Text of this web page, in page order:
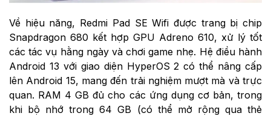
Về hiệu năng, Redmi Pad SE Wifi được trang bị chip
Snapdragon 680 kết hợp GPU Adreno 610, xử lý tốt
các tác vụ hằng ngày và chơi game nhẹ. Hệ điều hành
Android 13 với giao diện HyperOS 2 có thể nâng cấp
lên Android 15, mang đến trải nghiệm mượt mà và trực
quan. RAM 4 GB đủ cho các ứng dụng cơ bản, trong
khi bộ nhớ trong 64 GB (có thể mở rộng qua thẻ